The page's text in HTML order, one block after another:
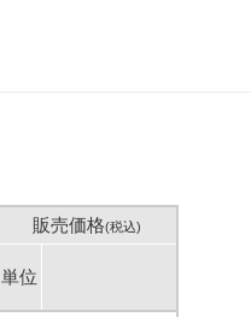
販売価格(税込)
単位